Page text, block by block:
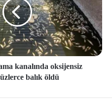
kanalında oksijensiz
balık öldü